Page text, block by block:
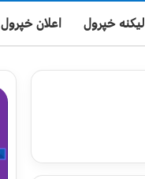
لیکنه خپرول اعلان خپرول